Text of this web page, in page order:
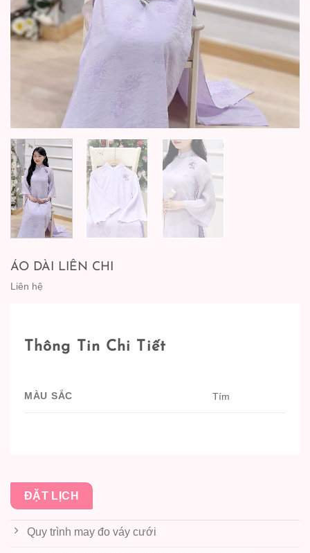
ÁO DÀI LIÊN CHI
Liên hệ
Thông Tin Chi Tiết
MÀU SẮC Tím
ĐẶT LỊCH
Quy trình may đo váy cưới